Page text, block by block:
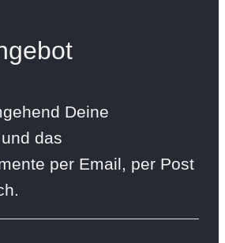
Deine
das
per Email, per Post